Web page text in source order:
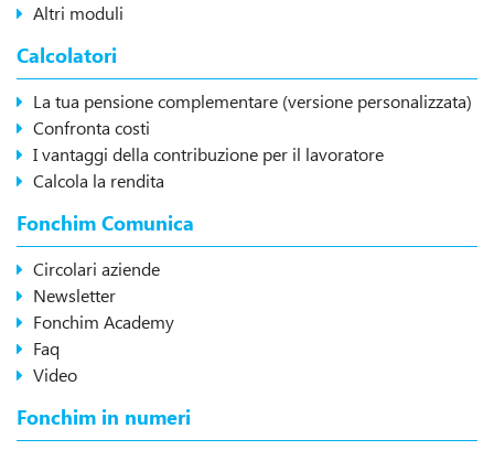
Altri moduli
Calcolatori
La tua pensione complementare (versione personalizzata)
Confronta costi
I vantaggi della contribuzione per il lavoratore
Calcola la rendita
Fonchim Comunica
Circolari aziende
Newsletter
Fonchim Academy
Faq
Video
Fonchim in numeri